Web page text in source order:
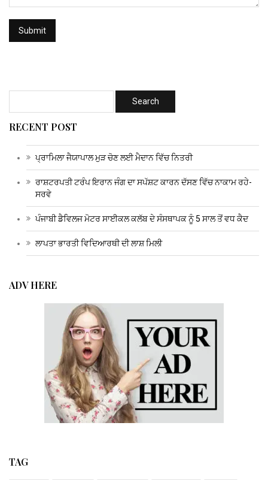
RECENT POST
ਪ੍ਰਾਮਿਲਾ ਜੈਯਾਪਾਲ ਮੁੜ ਚੋਣ ਲਈ ਮੈਦਾਨ ਵਿੱਚ ਨਿਤਰੀ
ਰਾਸ਼ਟਰਪਤੀ ਟਰੰਪ ਇਰਾਨ ਜੰਗ ਦਾ ਸਪੱਸ਼ਟ ਕਾਰਨ ਦੱਸਣ ਵਿੱਚ ਨਾਕਾਮ ਰਹੇ-
ਸਰਵੇ
ਪੰਜਾਬੀ ਡੈਵਿਲਜ ਮੋਟਰ ਸਾਈਕਲ ਕਲੱਬ ਦੇ ਸੰਸਥਾਪਕ ਨੂੰ 5 ਸਾਲ ਤੋਂ ਵਧ ਕੈਦ
ਲਾਪਤਾ ਭਾਰਤੀ ਵਿਦਿਆਰਥੀ ਦੀ ਲਾਸ਼ ਮਿਲੀ
ADV HERE
TAG